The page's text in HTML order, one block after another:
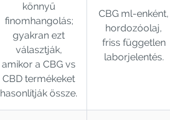
könnyű
finomhangolás;
gyakran ezt
választják,
amikor a CBG vs
CBD termékeket
hasonlítják össze.
CBG ml-enként,
hordozóolaj,
friss független
laborjelentés.